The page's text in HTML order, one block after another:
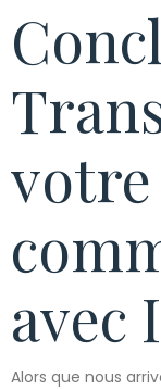
votre
avec
Alors que nous